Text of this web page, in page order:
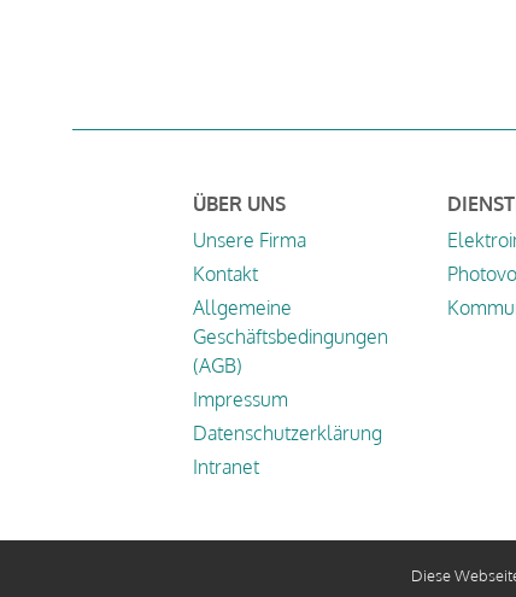
ÜBER UNS
Unsere Firma
Kontakt
Allgemeine
Geschäftsbedingungen
(AGB)
Impressum
Datenschutzerklärung
Intranet
Diese